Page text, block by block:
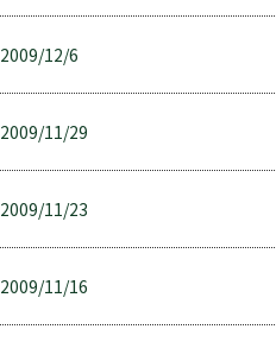
2009/12/6
2009/11/29
2009/11/23
2009/11/16